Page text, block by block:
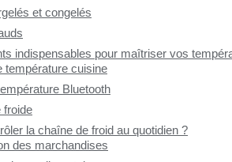
et congelés
indispensables pour maîtriser vos
température cuisine
Bluetooth
froide
la chaîne de froid au quotidien ?
des marchandises